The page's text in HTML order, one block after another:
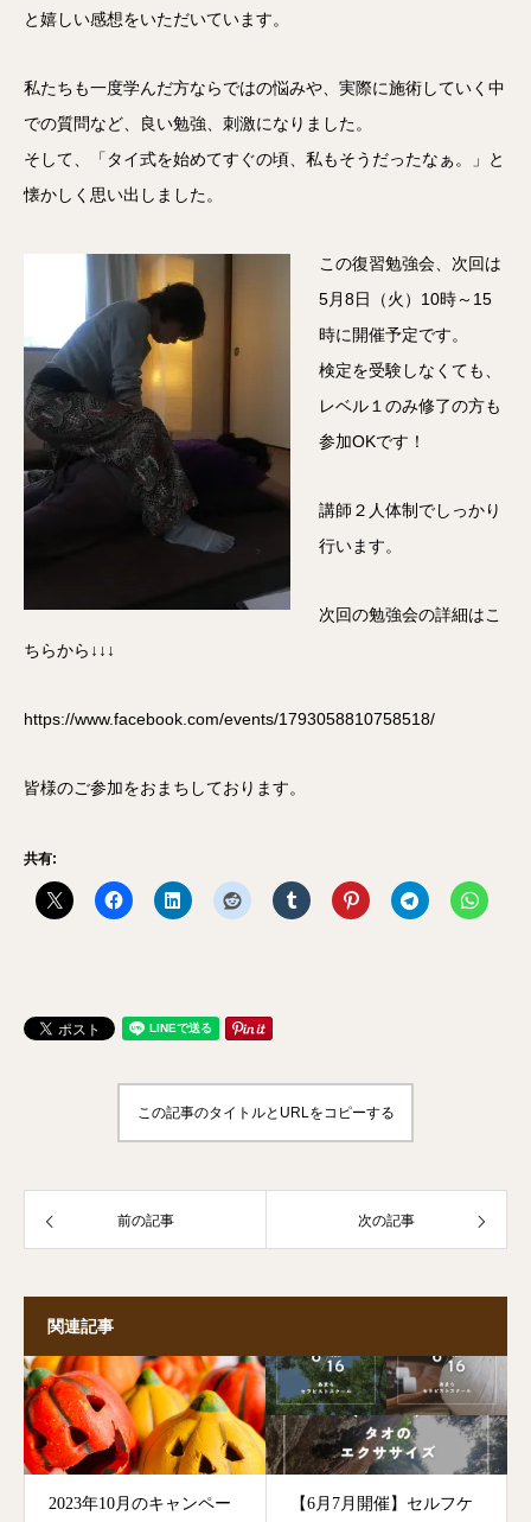
と嬉しい感想をいただいています。
私たちも一度学んだ方ならではの悩みや、実際に施術していく中
での質問など、良い勉強、刺激になりました。
そして、「タイ式を始めてすぐの頃、私もそうだったなぁ。」と
懐かしく思い出しました。
この復習勉強会、次回は
5月8日（火）10時～15
時に開催予定です。
検定を受験しなくても、
レベル１のみ修了の方も
参加OKです！
講師２人体制でしっかり
行います。
次回の勉強会の詳細はこ
ちらから↓↓↓
https://www.facebook.com/events/1793058810758518/
皆様のご参加をおまちしております。
共有:
この記事のタイトルとURLをコピーする
前の記事 次の記事
関連記事
2023年10月のキャンペー 【6月7月開催】セルフケ